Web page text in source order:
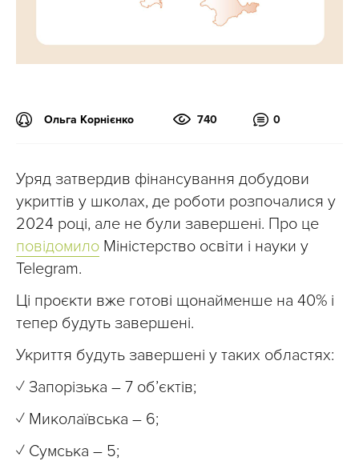
Ольга Корнієнко 740 0
Уряд затвердив фінансування добудови
укриттів у школах, де роботи розпочалися у
2024 році, але не були завершені. Про це
повідомило Міністерство освіти і науки у
Telegram.
Ці проєкти вже готові щонайменше на 40% і
тепер будуть завершені.
Укриття будуть завершені у таких областях:
✓ Запорізька – 7 обʼєктів;
✓ Миколаївська – 6;
✓ Сумська – 5;